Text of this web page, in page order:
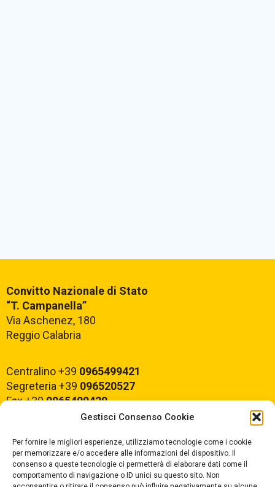
Gestisci Consenso Cookie
Per fornire le migliori esperienze, utilizziamo tecnologie come i cookie
per memorizzare e/o accedere alle informazioni del dispositivo. Il
consenso a queste tecnologie ci permetterà di elaborare dati come il
comportamento di navigazione o ID unici su questo sito. Non
Convitto Nazionale di Stato
“T. Campanella”
Via Aschenez, 180
Reggio Calabria
Centralino +39 0965499421
Segreteria +39 096520527
Fax +390965499420
E-mail: rcvc010005@istruzione.it
PEC:rcvc010005@pec.istruzione.it